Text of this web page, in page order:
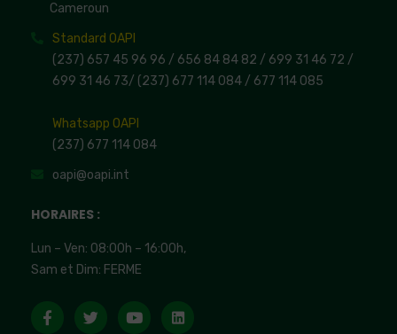
Cameroun
Standard OAPI
(237) 657 45 96 96 / 656 84 84 82 / 699 31 46 72 /
699 31 46 73/ (237) 677 114 084 / 677 114 085
Whatsapp OAPI
(237) 677 114 084
oapi@oapi.int
HORAIRES :
Lun – Ven: 08:00h – 16:00h,
Sam et Dim: FERME